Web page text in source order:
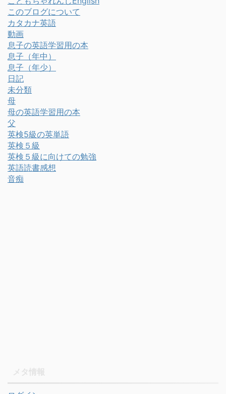
このブログについて
カタカナ英語
動画
息子の英語学習用の本
息子（年中）
息子（年少）
日記
未分類
母
母の英語学習用の本
父
英検5級の英単語
英検５級
英検５級に向けての勉強
英語読書感想
音痴